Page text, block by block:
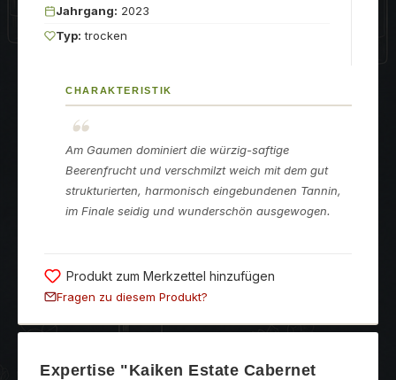
Jahrgang: 2023
Typ: trocken
CHARAKTERISTIK
Am Gaumen dominiert die würzig-saftige
Beerenfrucht und verschmilzt weich mit dem gut
strukturierten, harmonisch eingebundenen Tannin,
im Finale seidig und wunderschön ausgewogen.
Produkt zum Merkzettel hinzufügen
Fragen zu diesem Produkt?
Expertise "Kaiken Estate Cabernet